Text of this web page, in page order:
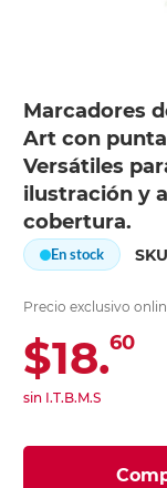
Marcadores
Art con
Versátiles
ilustración y
cobertura.
En stock
Precio exclusivo
$18.60
sin I.T.B.M.S